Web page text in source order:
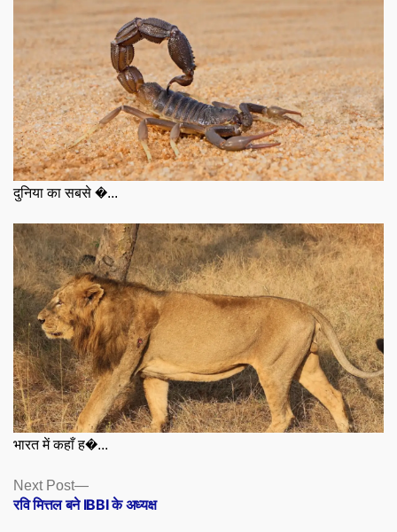
दुनिया का सबसे �...
भारत में कहाँ ह�...
Posts
navigation
Next Post
Next
post:
रवि मित्तल बने IBBI के अध्यक्ष